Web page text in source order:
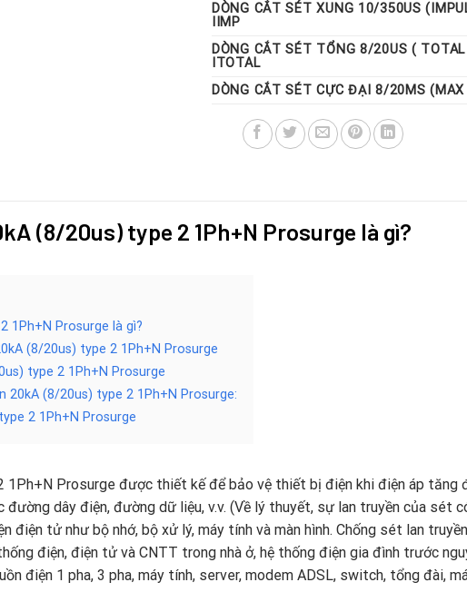
DÒNG CẮT SÉT XUNG 10/350US
IIMP
DÒNG CẮT SÉT TỔNG 8/20US ( TOTAL
ITOTAL
DÒNG CẮT SÉT CỰC ĐẠI 8/20ΜS (MAX
(8/20us) type 2 1Ph+N Prosurge là gì?
1Ph+N Prosurge là gì?
(8/20us) type 2 1Ph+N Prosurge
type 2 1Ph+N Prosurge
(8/20us) type 2 1Ph+N Prosurge:
2 1Ph+N Prosurge
Prosurge được thiết kế để bảo vệ thiết bị điện khi điện áp tăng
dây điện, đường dữ liệu, v.v. (Về lý thuyết, sự lan truyền của sét
điện tử như bộ nhớ, bộ xử lý, máy tính và màn hình. Chống sét lan
điện, điện tử và CNTT trong nhà ở, hệ thống điện gia đình trước
điện 1 pha, 3 pha, máy tính, server, modem ADSL, switch, tổng đài,